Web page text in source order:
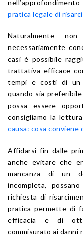
pratica legale di
Naturalmente
necessariamente
casi è possibile
trattativa efficace
tempi e costi di un
quando sia
possa essere
consigliamo la
causa: cosa conviene
Affidarsi fin dalle
anche evitare che
mancanza di un
incompleta,
richiesta di
pratica permette di
efficacia e di
commisurato ai danni